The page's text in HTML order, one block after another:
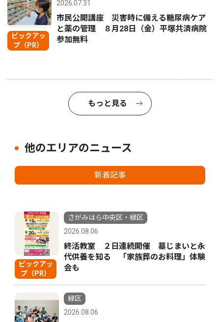
ピックアッ
プ（PR）
2026.07.31
市民公開講座 災害時に備える糖尿病ケア
と薬の管理 ８月28日（金）平塚共済病院
参加無料
もっと見る
他のエリアのニュース
新着記事
ピックアッ
プ（PR）
さがみはら中央区・緑区
2026.08.06
終活教室 ２日連続開催 墓じまいと永
代供養を知る 「家族葬のお料理」体験
会も
緑区
2026.08.06